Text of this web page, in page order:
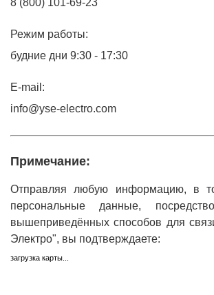
8 (800) 101-69-23
Режим работы:
будние дни 9:30 - 17:30
E-mail:
info@yse-electro.com
Примечание:
Отправляя любую информацию, в
персональные данные,
вышеприведённых способов для
Электро", вы подтверждаете:
загрузка карты...